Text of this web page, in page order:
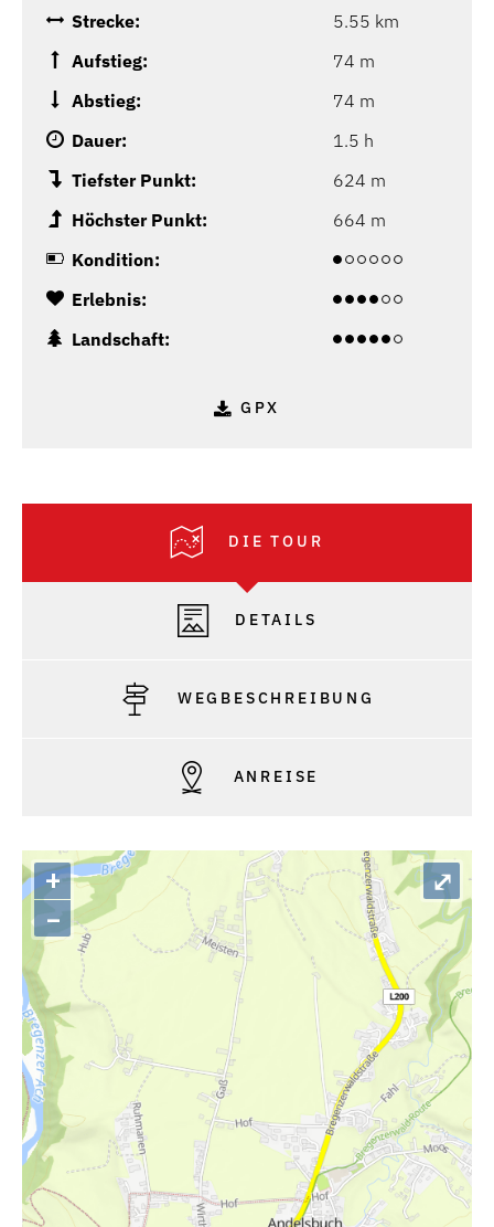
Strecke:
5.55 km
Aufstieg:
74 m
Abstieg:
74 m
Dauer:
1.5 h
Tiefster Punkt:
624 m
Höchster Punkt:
664 m
Kondition:
Erlebnis:
Landschaft:
GPX
DIE TOUR
DETAILS
WEGBESCHREIBUNG
ANREISE
+
–
⤢